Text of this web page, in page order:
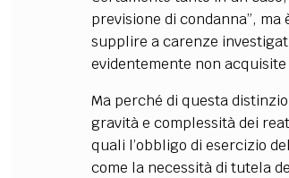
previsione di condanna”,
supplire a carenze
evidentemente non
Ma perché di questa
gravità e complessità dei
quali l’obbligo di esercizio
come la necessità di tutela